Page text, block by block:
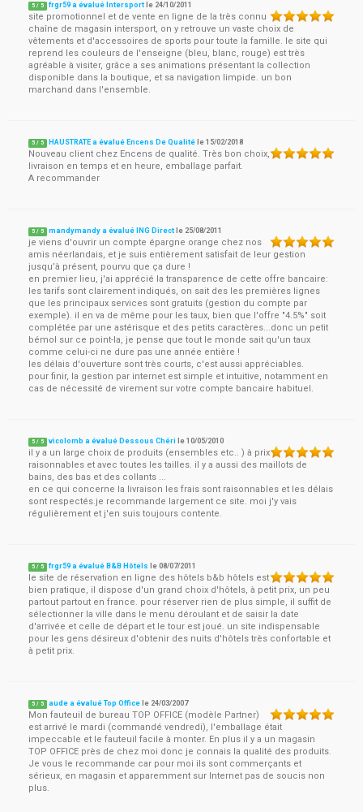
5 / 5 frgr59 a évalué Intersport le 24/10/2011
site promotionnel et de vente en ligne de la très connu
chaîne de magasin intersport, on y retrouve un vaste choix de
vêtements et d'accessoires de sports pour toute la famille. le site qui
reprend les couleurs de l'enseigne (bleu, blanc, rouge) est très
agréable à visiter, grâce a ses animations présentant la collection
disponible dans la boutique, et sa navigation limpide. un bon
marchand dans l'ensemble.
5 / 5 HAUSTRATE a évalué Encens De Qualité le15/02/2018
Nouveau client chez Encens de qualité. Très bon choix,
livraison en temps et en heure, emballage parfait.
A recommander
5 / 5 mandymandy a évalué ING Direct le 25/08/2011
je viens d'ouvrir un compte épargne orange chez nos
amis néerlandais, et je suis entièrement satisfait de leur gestion
jusqu’à présent, pourvu que ça dure !
en premier lieu, j'ai apprécié la transparence de cette offre bancaire:
les tarifs sont clairement indiqués, on sait des les premières lignes
que les principaux services sont gratuits (gestion du compte par
exemple). il en va de même pour les taux, bien que l'offre "4.5%" soit
complétée par une astérisque et des petits caractères...donc un petit
bémol sur ce point-la, je pense que tout le monde sait qu'un taux
comme celui-ci ne dure pas une année entière !
les délais d'ouverture sont très courts, c'est aussi appréciables.
pour finir, la gestion par internet est simple et intuitive, notamment en
cas de nécessité de virement sur votre compte bancaire habituel.
5 / 5 vicolomb a évalué Dessous Chéri le10/05/2010
il y a un large choix de produits (ensembles etc.. ) à prix
raisonnables et avec toutes les tailles. il y a aussi des maillots de
bains, des bas et des collants ...
en ce qui concerne la livraison les frais sont raisonnables et les délais
sont respectés.je recommande largement ce site. moi j'y vais
régulièrement et j'en suis toujours contente.
5 / 5 frgr59 a évalué B&B Hôtels le08/07/2011
le site de réservation en ligne des hôtels b&b hôtels est
bien pratique, il dispose d'un grand choix d'hôtels, à petit prix, un peu
partout partout en france. pour réserver rien de plus simple, il suffit de
sélectionner la ville dans le menu déroulant et de saisir la date
d'arrivée et celle de départ et le tour est joué. un site indispensable
pour les gens désireux d'obtenir des nuits d'hôtels très confortable et
à petit prix.
5 / 5 aude a évalué Top Office le 24/03/2007
Mon fauteuil de bureau TOP OFFICE (modèle Partner)
est arrivé le mardi (commandé vendredi), l'emballage était
impeccable et le fauteuil facile à monter. En plus il y a un magasin
TOP OFFICE près de chez moi donc je connais la qualité des produits.
Je vous le recommande car pour moi ils sont commerçants et
sérieux, en magasin et apparemment sur Internet pas de soucis non
plus.